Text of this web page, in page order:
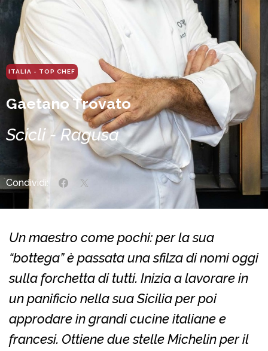
ITALIA - TOP CHEF
Gaetano Trovato
Scicli - Ragusa
Condividi:
Un maestro come pochi: per la sua
“bottega” è passata una sfilza di nomi oggi
sulla forchetta di tutti. Inizia a lavorare in
un panificio nella sua Sicilia per poi
approdare in grandi cucine italiane e
francesi. Ottiene due stelle Michelin per il